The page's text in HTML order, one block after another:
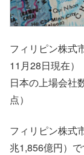
フィリピン株式
11月28日現在）
日本の上場会社
点）
フィリピン株式
兆1,856億円）で